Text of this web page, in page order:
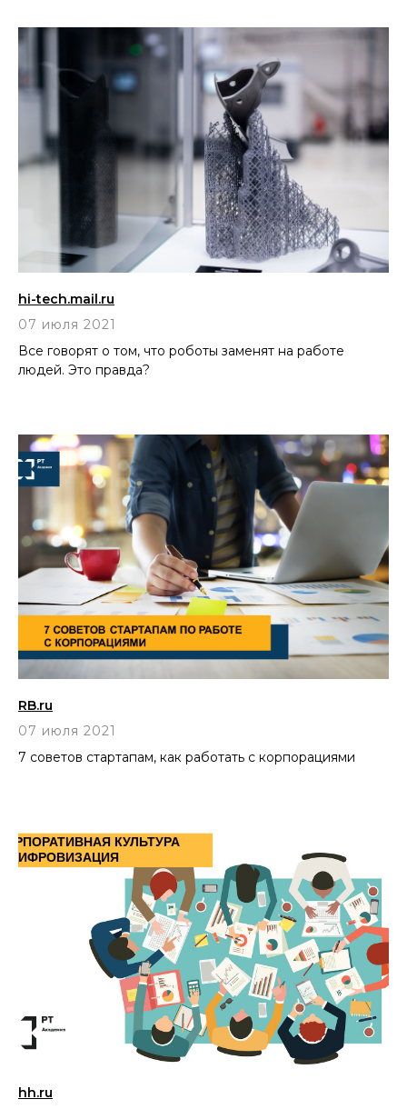
hi-tech.mail.ru
07 июля 2021
Все говорят о том, что роботы заменят на работе
людей. Это правда?
RB.ru
07 июля 2021
7 советов стартапам, как работать с корпорациями
hh.ru